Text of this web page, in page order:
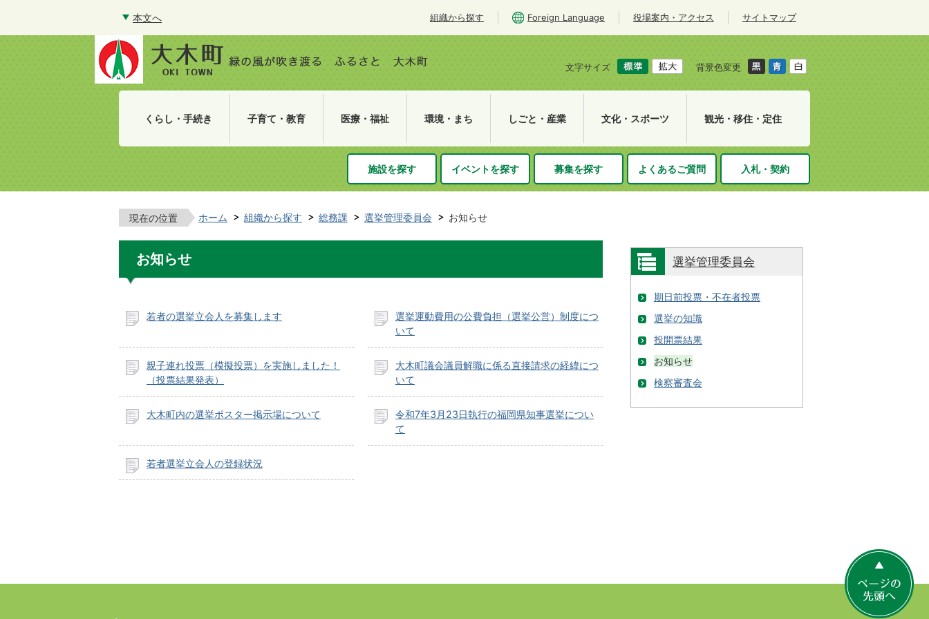
本文へ 組織から探す Foreign Language 役場案内・アクセス サイトマップ
文字サイズ 背景色変更
くらし・手続き 子育て・教育 医療・福祉 環境・まち しごと・産業 文化・スポーツ 観光・移住・定住
施設を探す イベントを探す 募集を探す よくあるご質問 入札・契約
現在の位置 ホーム 組織から探す 総務課 選挙管理委員会 お知らせ
お知らせ
若者の選挙立会人を募集します
選挙運動費用の公費負担（選挙公営）制度につ
いて
親子連れ投票（模擬投票）を実施しました！
（投票結果発表）
大木町議会議員解職に係る直接請求の経緯につ
いて
大木町内の選挙ポスター掲示場について
令和7年3月23日執行の福岡県知事選挙につい
て
若者選挙立会人の登録状況
選挙管理委員会
期日前投票・不在者投票
選挙の知識
投開票結果
お知らせ
検察審査会
ー
ジ
の